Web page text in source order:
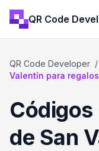
QR Code
QR Code Developer /
Valentín para
Códigos
de San